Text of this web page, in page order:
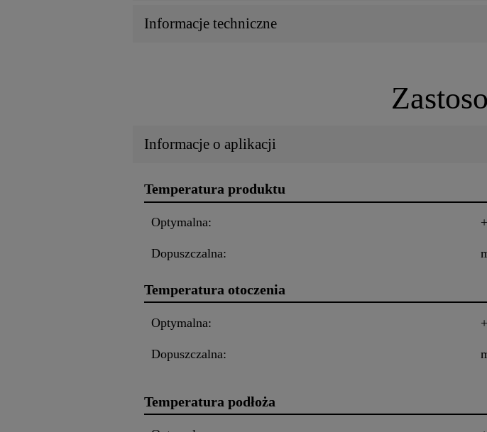
Informacje techniczne
Informacje o aplikacji
Temperatura produktu
Optymalna:
Dopuszczalna:
Temperatura otoczenia
Optymalna:
Dopuszczalna:
Temperatura podłoża